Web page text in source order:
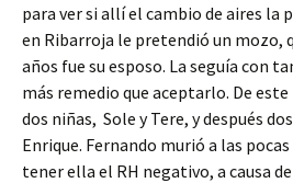
para ver si allí el cambio de aires la
en Ribarroja le pretendió un mozo,
años fue su esposo. La seguía con
más remedio que aceptarlo. De
dos niñas, Sole y Tere, y después
Enrique. Fernando murió a las
tener ella el RH negativo, a causa